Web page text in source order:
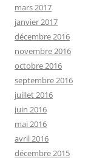
mars 2017
janvier 2017
décembre 2016
novembre 2016
octobre 2016
septembre 2016
juillet 2016
juin 2016
mai 2016
avril 2016
décembre 2015